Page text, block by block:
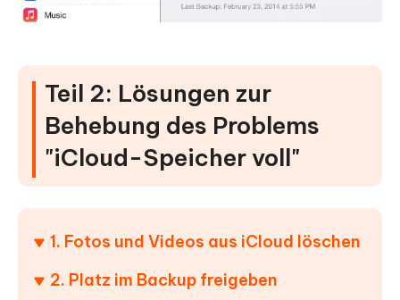
Teil 2: Lösungen zur
Behebung des Problems
"iCloud-Speicher voll"
1. Fotos und Videos aus iCloud löschen
2. Platz im Backup freigeben